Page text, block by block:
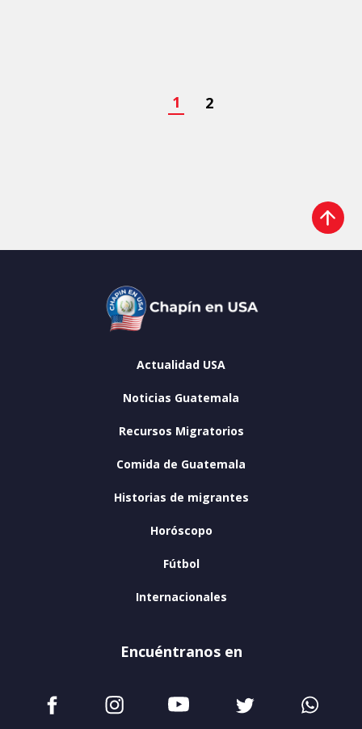
1 2
Actualidad USA
Noticias Guatemala
Recursos Migratorios
Comida de Guatemala
Historias de migrantes
Horóscopo
Fútbol
Internacionales
Encuéntranos en